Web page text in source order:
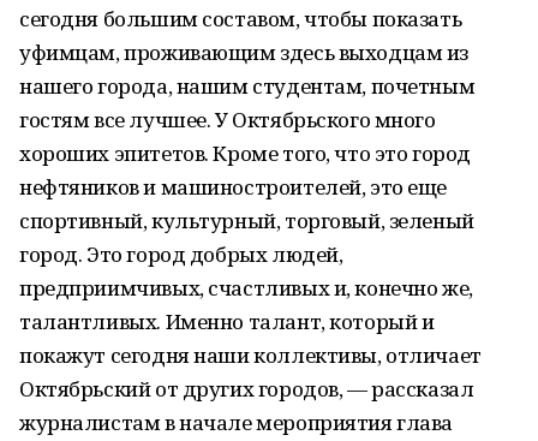
сегодня большим составом, чтобы показать
уфимцам, проживающим здесь выходцам из
нашего города, нашим студентам, почетным
гостям все лучшее. У Октябрьского много
хороших эпитетов. Кроме того, что это город
нефтяников и машиностроителей, это еще
спортивный, культурный, торговый, зеленый
город. Это город добрых людей,
предприимчивых, счастливых и, конечно же,
талантливых. Именно талант, который и
покажут сегодня наши коллективы, отличает
Октябрьский от других городов, — рассказал
журналистам в начале мероприятия глава